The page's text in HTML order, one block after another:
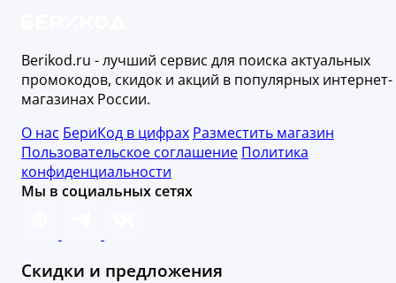
Berikod.ru - лучший сервис для поиска актуальных
промокодов, скидок и акций в популярных интернет-
магазинах России.
О нас БериКод в цифрах Разместить магазин
Пользовательское соглашение Политика
конфиденциальности
Мы в социальных сетях
Скидки и предложения